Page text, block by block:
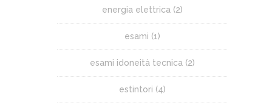
energia elettrica (2)
esami (1)
esami idoneità tecnica (2)
estintori (4)